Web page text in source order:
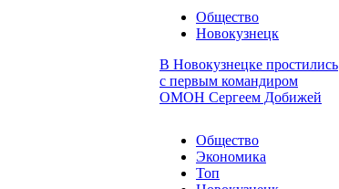
Общество
Новокузнецк
В Новокузнецке простились
с первым командиром
ОМОН Сергеем Добижей
Общество
Экономика
Топ